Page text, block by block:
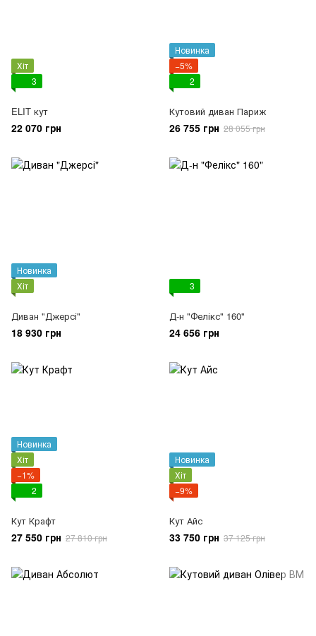
Хіт
3
ELIT кут
22 070 грн
Новинка
−5%
2
Кутовий диван Париж
26 755 грн 28 055 грн
Новинка
Хіт
Диван "Джерсі"
18 930 грн
3
Д-н "Фелікс" 160"
24 656 грн
Новинка
Хіт
−1%
2
Кут Крафт
27 550 грн 27 810 грн
Новинка
Хіт
−9%
Кут Айс
33 750 грн 37 125 грн